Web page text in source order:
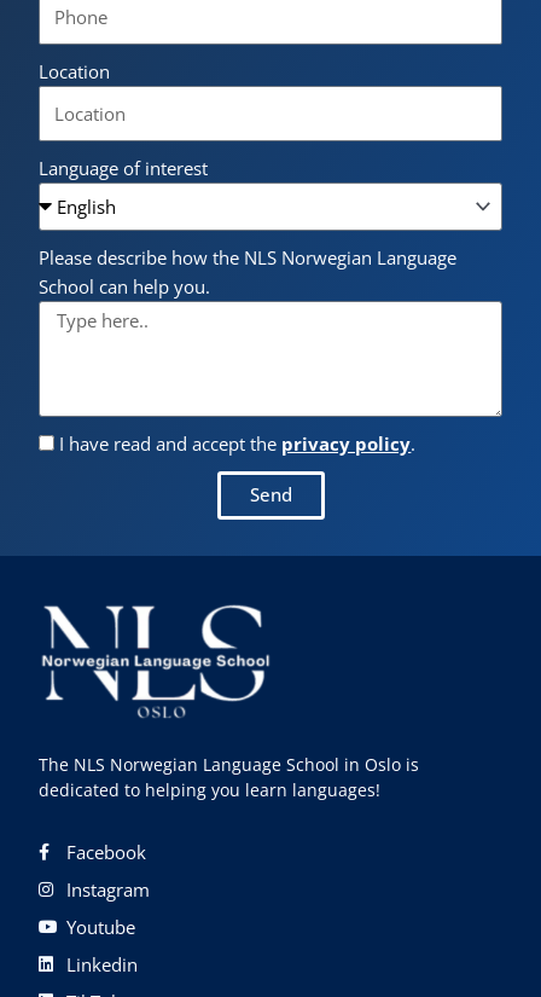
Location
Language of interest
Please describe how the NLS Norwegian Language
School can help you.
I have read and accept the privacy policy.
Send
The NLS Norwegian Language School in Oslo is
dedicated to helping you learn languages!
Facebook
Instagram
Youtube
Linkedin